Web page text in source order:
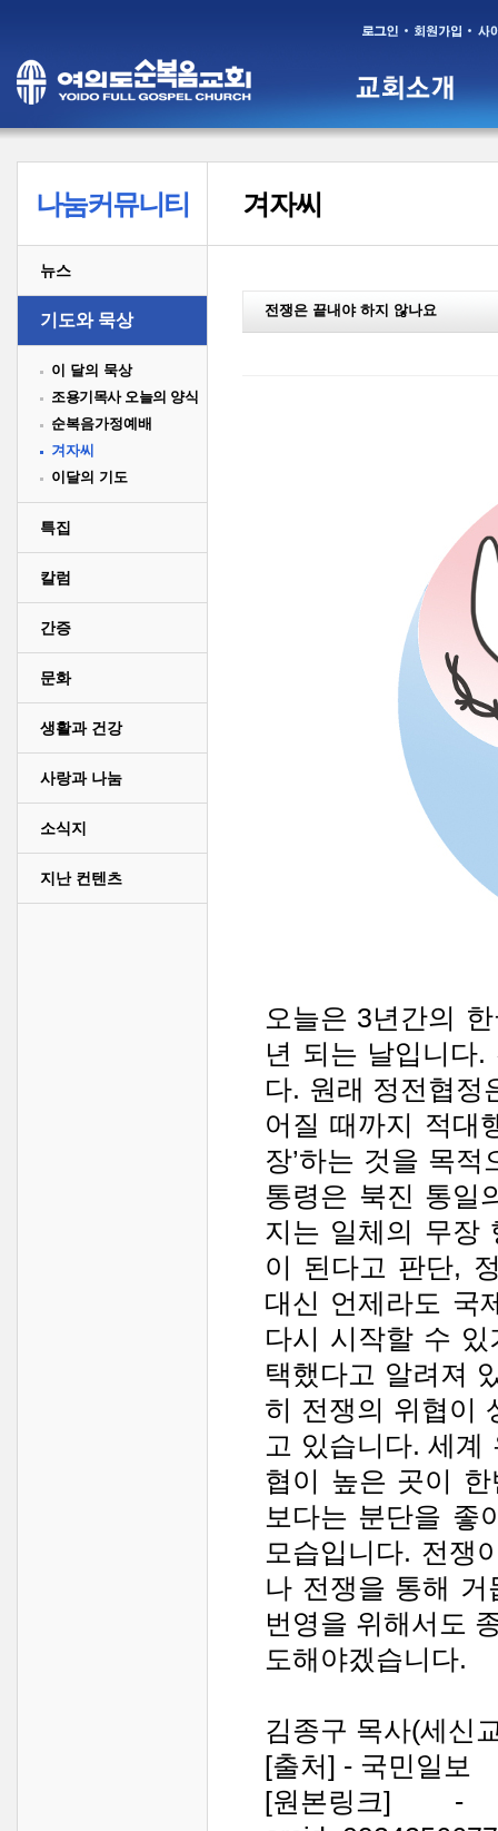
나눔커뮤니티
뉴스
기도와 묵상
이 달의 묵상
조용기목사 오늘의 양식
순복음가정예배
겨자씨
이달의 기도
특집
칼럼
간증
문화
생활과 건강
사랑과 나눔
소식지
지난 컨텐츠
겨자씨
전쟁은 끝내야 하지 않나요
오늘은 3년간의
년 되는 날입니다
다. 원래 정전협정
어질 때까지 적대
장’하는 것을 목
통령은 북진 통일
지는 일체의 무장
이 된다고 판단,
대신 언제라도 국
다시 시작할 수 있
택했다고 알려져
히 전쟁의 위협이
고 있습니다. 세계
협이 높은 곳이
보다는 분단을 좋
모습입니다. 전쟁
나 전쟁을 통해
번영을 위해서도
도해야겠습니다.
김종구 목사(세신
[출처] - 국민일보
[원본링크] -